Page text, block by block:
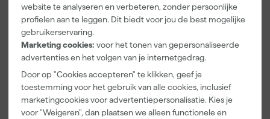
website te analyseren en verbeteren, zonder persoonlijke
profielen aan te leggen. Dit biedt voor jou de best mogelijke
gebruikerservaring.
Marketing cookies: voor het tonen van gepersonaliseerde
advertenties en het volgen van je internetgedrag.
Door op "Cookies accepteren" te klikken, geef je
toestemming voor het gebruik van alle cookies, inclusief
marketingcookies voor advertentiepersonalisatie. Kies je
voor "Weigeren", dan plaatsen we alleen functionele en
Vaak gekocht met
Onze Top 10